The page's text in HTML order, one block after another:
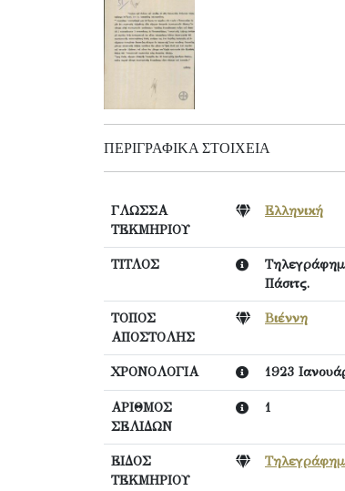
ΠΕΡΙΓΡΑΦΙΚΆ ΣΤΟΙΧΕΊΑ
ΓΛΩΣΣΑ
ΤΕΚΜΗΡΙΟΥ
Ελληνική
ΤΙΤΛΟΣ
Πάσιτς.
ΤΟΠΟΣ
ΑΠΟΣΤΟΛΗΣ
Βιέννη
ΧΡΟΝΟΛΟΓΙΑ 1923
ΑΡΙΘΜΟΣ
ΣΕΛΙΔΩΝ
1
ΕΙΔΟΣ
ΤΕΚΜΗΡΙΟΥ